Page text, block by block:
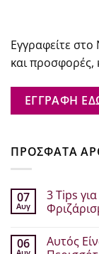
Εγγραφείτε
και προσφορές,
ΕΓΓΡΑΦΗ
ΠΡΟΣΦΑΤΑ
07
Αυγ
3 Tips
σχόλια
στο
06
Αυτός